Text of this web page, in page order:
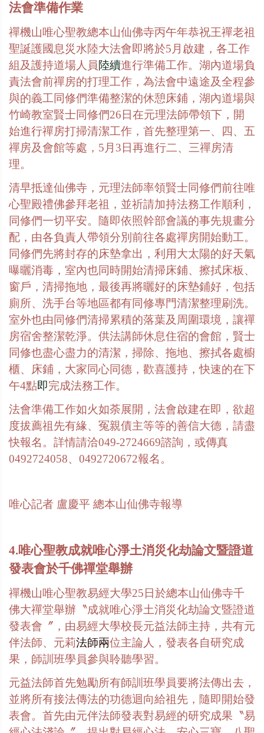
法會準備作業
禪機山唯心聖教總本山仙佛寺丙午年恭祝王禪老祖
聖誕護國息災水陸大法會即將於5 月啟建，各工作
組及護持道場人員陸續進行準備工作。湖內道場負
責法會前禪房的打理工作，為法會中遠途及全程參
與的義工同修們準備整潔的休憩床鋪，湖內道場與
竹崎教室賢士同修們26 日在元理法師帶領下，開
始進行禪房打掃清潔工作，首先整理第一、四、五
禪房及會館等處， 5 月 3 日再進行二、三禪房清
理。
清早抵達仙佛寺，元理法師率領賢士同修們前往唯
心聖殿禮佛參拜老祖，並祈請加持法務工作順利，
同修們一切平安。隨即依照幹部會議的事先規畫分
配，由各負責人帶領分別前往各處禪房開始動工。
同修們先將封存的床墊拿出，利用大太陽的好天氣
曝曬消毒，室內也同時開始清掃床鋪、擦拭床板、
窗戶，清掃拖地，最後再將曬好的床墊鋪好，包括
廁所、洗手台等地區都有同修專門清潔整理刷洗。
室外也由同修們清掃累積的落葉及周圍環境，讓禪
房宿舍整潔乾淨。供法講師休息住宿的會館，賢士
同修也盡心盡力的清潔，掃除、拖地、擦拭各處櫥
櫃、床鋪，大家同心同德，歡喜護持，快速的在下
午4點即完成法務工作。
法會準備工作如火如荼展開，法會啟建在即，欲超
度拔薦祖先有緣、冤親債主等等的善信大德，請盡
快報名。詳情請洽049-2724669諮詢，或傳真
0492724058、 0492720672報名。
唯心記者 盧慶平 總本山仙佛寺報導
4.唯心聖教成就唯心淨土消災化劫論文暨證道
發表會於千佛禪堂舉辦
禪機山唯心聖教易經大學25 日於總本山仙佛寺千
佛大禪堂舉辦〝成就唯心淨土消災化劫論文暨證道
發表會〞，由易經大學校長元益法師主持，共有元
伴法師、元莉法師兩位主論人，發表各自研究成
果，師訓班學員參與聆聽學習。
元益法師首先勉勵所有師訓班學員要將法傳出去，
並將所有接法傳法的功德迴向給祖先，隨即開始發
表會。首先由元伴法師發表對易經的研究成果〝易